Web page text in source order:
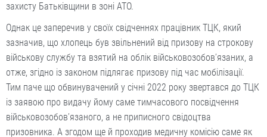
захисту Батьківщини в зоні АТО.
Однак це заперечив у своїх свідченнях працівник ТЦК, який
зазначив, що хлопець був звільнений від призову на строкову
військову службу та взятий на облік військовозобов’язаних, а
отже, згідно із законом підлягає призову під час мобілізації.
Тим паче що обвинувачений у січні 2022 року звертався до ТЦК
із заявою про видачу йому саме тимчасового посвідчення
військовозобов’язаного, а не приписного свідоцтва
призовника. А згодом ще й проходив медичну комісію саме як